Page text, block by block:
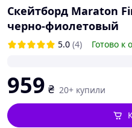
Скейтборд Maraton
черно-фиолетовый
5.0 (4) Готово к
959 ₴ 20+ купили